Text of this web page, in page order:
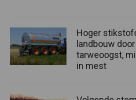
Hoger
landbouw
tarweoogst,
in mest